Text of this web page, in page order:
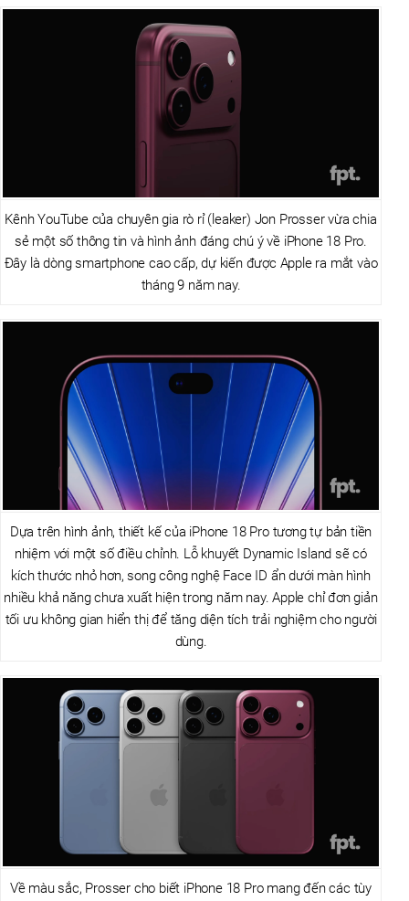
Kênh YouTube của chuyên gia rò rỉ (leaker) Jon Prosser vừa chia
sẻ một số thông tin và hình ảnh đáng chú ý về iPhone 18 Pro.
Đây là dòng smartphone cao cấp, dự kiến được Apple ra mắt vào
tháng 9 năm nay.
Dựa trên hình ảnh, thiết kế của iPhone 18 Pro tương tự bản tiền
nhiệm với một số điều chỉnh. Lỗ khuyết Dynamic Island sẽ có
kích thước nhỏ hơn, song công nghệ Face ID ẩn dưới màn hình
nhiều khả năng chưa xuất hiện trong năm nay. Apple chỉ đơn giản
tối ưu không gian hiển thị để tăng diện tích trải nghiệm cho người
dùng.
Về màu sắc, Prosser cho biết iPhone 18 Pro mang đến các tùy